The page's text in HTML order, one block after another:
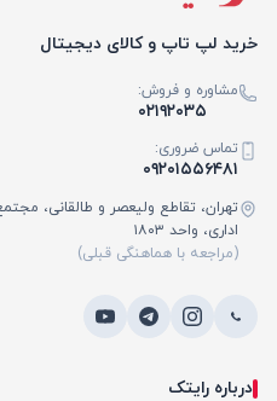
خرید لپ تاپ و کالای دیجیتال
مشاوره و فروش:
۰۲۱۹۲۰۳۵
تماس ضروری:
۰۹۲۰۱۵۵۶۴۸۱
تهران، تقاطع ولیعصر و طالقانی،
اداری، واحد ۱۸۰۳
(مراجعه با هماهنگی قبلی)
درباره رایتک